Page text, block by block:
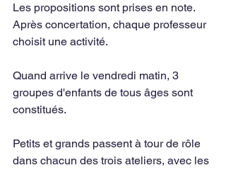
Les propositions sont prises en note.
Après concertation, chaque professeur
choisit une activité.
Quand arrive le vendredi matin, 3
groupes d'enfants de tous âges sont
constitués.
Petits et grands passent à tour de rôle
dans chacun des trois ateliers, avec les